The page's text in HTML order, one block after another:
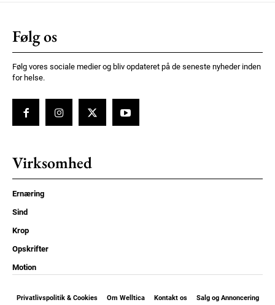
Følg os
Følg vores sociale medier og bliv opdateret på de seneste nyheder inden
for helse.
Virksomhed
Ernæring
Sind
Krop
Opskrifter
Motion
Privatlivspolitik & Cookies Om Welltica Kontakt os Salg og Annoncering